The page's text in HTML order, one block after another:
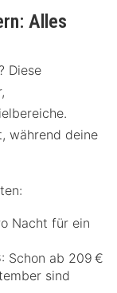
Alles
Diese
während deine
Nacht für ein
Schon ab 209 €
sind